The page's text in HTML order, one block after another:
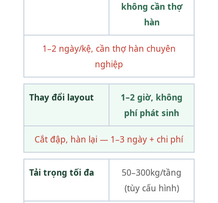
không cần thợ
hàn
1–2 ngày/kệ, cần thợ hàn chuyên
nghiệp
Thay đổi layout
1–2 giờ, không
phí phát sinh
Cắt đập, hàn lại — 1–3 ngày + chi phí
Tải trọng tối đa
50–300kg/tầng
(tùy cấu hình)